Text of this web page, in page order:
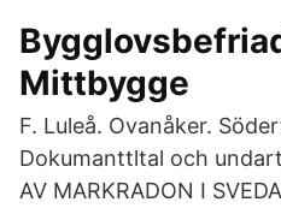
Mittbygge
F. Luleå. Ovanåker.
Dokumanttltal och
AV MARKRADON I